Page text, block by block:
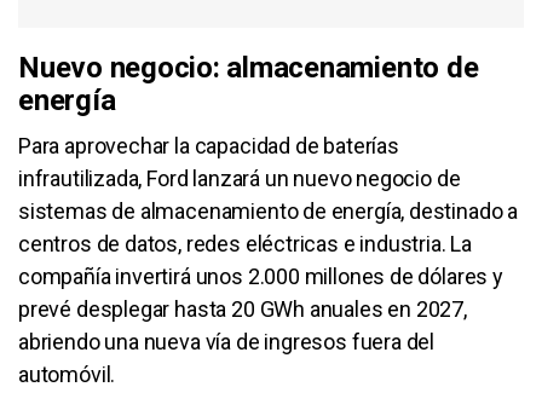
Nuevo negocio: almacenamiento de
energía
Para aprovechar la capacidad de baterías
infrautilizada, Ford lanzará un nuevo negocio de
sistemas de almacenamiento de energía, destinado a
centros de datos, redes eléctricas e industria. La
compañía invertirá unos 2.000 millones de dólares y
prevé desplegar hasta 20 GWh anuales en 2027,
abriendo una nueva vía de ingresos fuera del
automóvil.